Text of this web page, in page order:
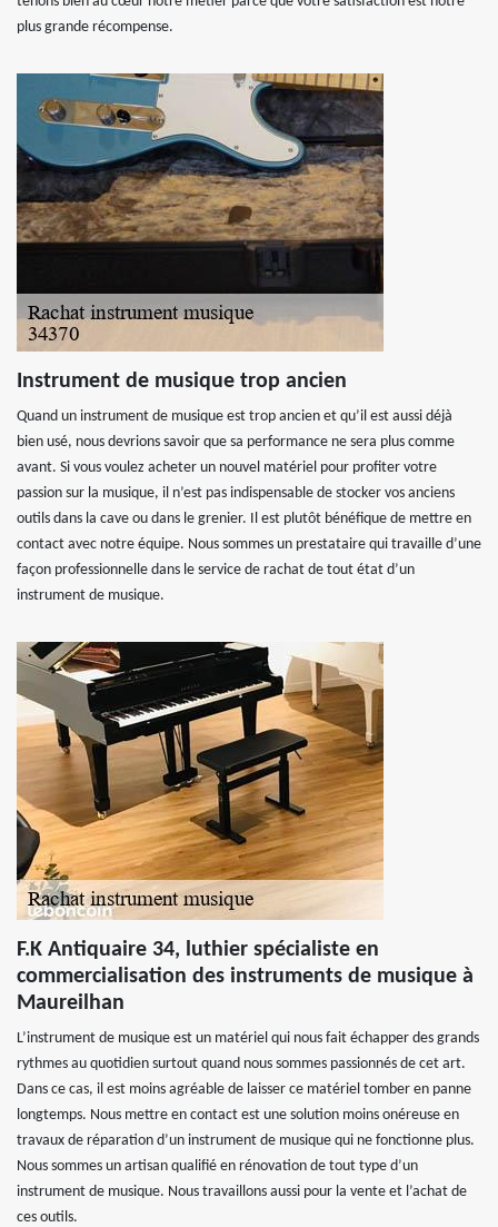
plus grande récompense.
Instrument de musique trop ancien
Quand un instrument de musique est trop ancien et qu’il est aussi déjà
bien usé, nous devrions savoir que sa performance ne sera plus comme
avant. Si vous voulez acheter un nouvel matériel pour profiter votre
passion sur la musique, il n’est pas indispensable de stocker vos anciens
outils dans la cave ou dans le grenier. Il est plutôt bénéfique de mettre en
contact avec notre équipe. Nous sommes un prestataire qui travaille d’une
façon professionnelle dans le service de rachat de tout état d’un
instrument de musique.
F.K Antiquaire 34, luthier spécialiste en
commercialisation des instruments de musique à
Maureilhan
L’instrument de musique est un matériel qui nous fait échapper des grands
rythmes au quotidien surtout quand nous sommes passionnés de cet art.
Dans ce cas, il est moins agréable de laisser ce matériel tomber en panne
longtemps. Nous mettre en contact est une solution moins onéreuse en
travaux de réparation d’un instrument de musique qui ne fonctionne plus.
Nous sommes un artisan qualifié en rénovation de tout type d’un
instrument de musique. Nous travaillons aussi pour la vente et l’achat de
ces outils.